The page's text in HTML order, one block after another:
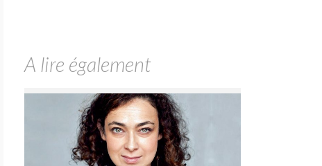
A lire également